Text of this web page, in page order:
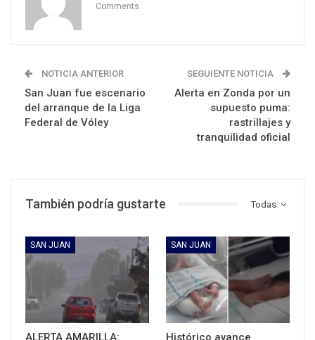
Comments
NOTICIA ANTERIOR
San Juan fue escenario
del arranque de la Liga
Federal de Vóley
SEGUIENTE NOTICIA
Alerta en Zonda por un
supuesto puma:
rastrillajes y
tranquilidad oficial
Todas
También podría gustarte
SAN JUAN SAN JUAN